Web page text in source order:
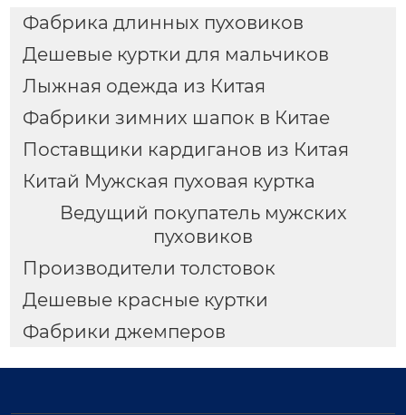
Фабрика длинных пуховиков
Дешевые куртки для мальчиков
Лыжная одежда из Китая
Фабрики зимних шапок в Китае
Поставщики кардиганов из Китая
Китай Мужская пуховая куртка
Ведущий покупатель мужских
пуховиков
Производители толстовок
Дешевые красные куртки
Фабрики джемперов